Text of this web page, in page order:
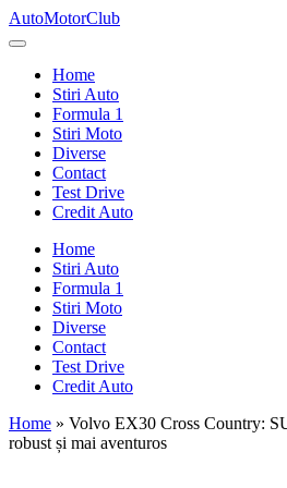
Skip
to
AutoMotorClub
Totul
masini
pasionatii
masini
Home
Stiri Auto
Formula 1
Stiri Moto
Diverse
Contact
Test Drive
Credit Auto
Home
Stiri Auto
Formula 1
Stiri Moto
Diverse
Contact
Test Drive
Credit Auto
Home » Volvo EX30 Cross Country:
robust și mai aventuros